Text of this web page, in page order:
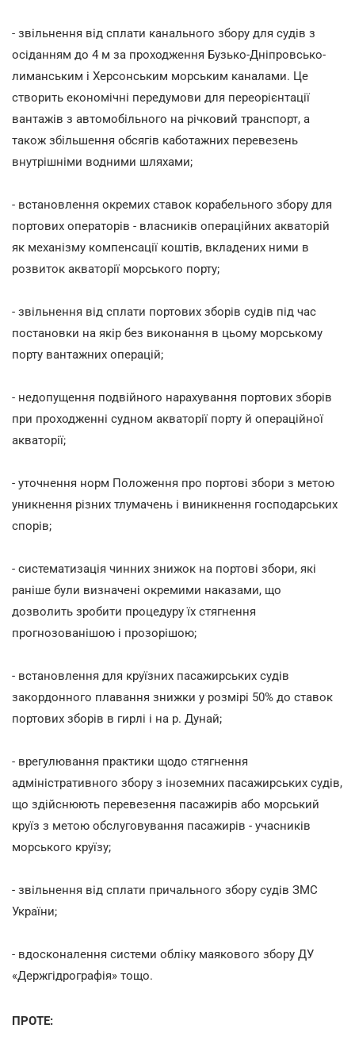
- звільнення від сплати канального збору для судів з
осіданням до 4 м за проходження Бузько-Дніпровсько-
лиманським і Херсонським морським каналами. Це
створить економічні передумови для переорієнтації
вантажів з автомобільного на річковий транспорт, а
також збільшення обсягів каботажних перевезень
внутрішніми водними шляхами;
- встановлення окремих ставок корабельного збору для
портових операторів - власників операційних акваторій
як механізму компенсації коштів, вкладених ними в
розвиток акваторії морського порту;
- звільнення від сплати портових зборів судів під час
постановки на якір без виконання в цьому морському
порту вантажних операцій;
- недопущення подвійного нарахування портових зборів
при проходженні судном акваторії порту й операційної
акваторії;
- уточнення норм Положення про портові збори з метою
уникнення різних тлумачень і виникнення господарських
спорів;
- систематизація чинних знижок на портові збори, які
раніше були визначені окремими наказами, що
дозволить зробити процедуру їх стягнення
прогнозованішою і прозорішою;
- встановлення для круїзних пасажирських судів
закордонного плавання знижки у розмірі 50% до ставок
портових зборів в гирлі і на р. Дунай;
- врегулювання практики щодо стягнення
адміністративного збору з іноземних пасажирських судів,
що здійснюють перевезення пасажирів або морський
круїз з метою обслуговування пасажирів - учасників
морського круїзу;
- звільнення від сплати причального збору судів ЗМС
України;
- вдосконалення системи обліку маякового збору ДУ
«Держгідрографія» тощо.
ПРОТЕ: